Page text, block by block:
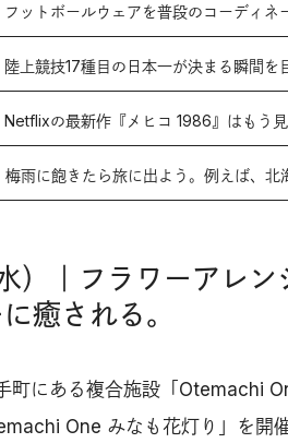
ットボールウェアを普段のコーディネ
上競技17種目の日本一が決まる瞬間を
の最新作『メヒコ 1986』はもう見
雨に飽きたら旅に出よう。例えば、北
）｜フラワーアレン
癒される。
町にある複合施設「Otemachi
One みなも花灯り」を開